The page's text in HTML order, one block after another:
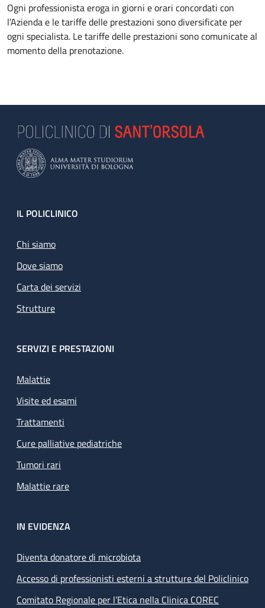
Ogni professionista eroga in giorni e orari concordati con
l’Azienda e le tariffe delle prestazioni sono diversificate per
ogni specialista. Le tariffe delle prestazioni sono comunicate al
momento della prenotazione.
Footer
IL POLICLINICO
Chi siamo
Dove siamo
Carta dei servizi
Strutture
SERVIZI E PRESTAZIONI
Malattie
Visite ed esami
Trattamenti
Cure palliative pediatriche
Tumori rari
Malattie rare
IN EVIDENZA
Diventa donatore di microbiota
Accesso di professionisti esterni a strutture del Policlinico
Comitato Regionale per l’Etica nella Clinica COREC